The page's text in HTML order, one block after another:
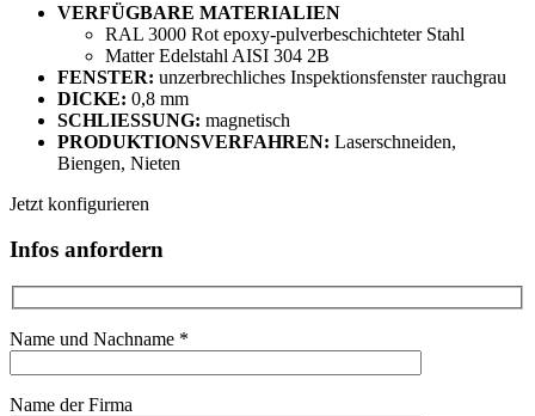
VERFÜGBARE MATERIALIEN
RAL 3000 Rot epoxy-pulverbeschichteter Stahl
Matter Edelstahl AISI 304 2B
FENSTER: unzerbrechliches Inspektionsfenster rauchgrau
DICKE: 0,8 mm
SCHLIESSUNG: magnetisch
PRODUKTIONSVERFAHREN: Laserschneiden,
Biengen, Nieten
Jetzt konfigurieren
Infos anfordern
Name und Nachname *
Name der Firma